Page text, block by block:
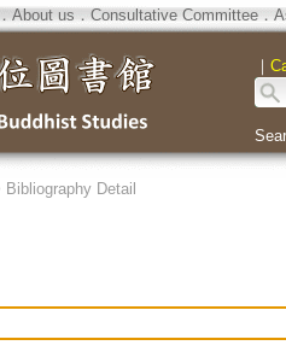
About us ． Consultative Committee．
｜
Bibliography Detail